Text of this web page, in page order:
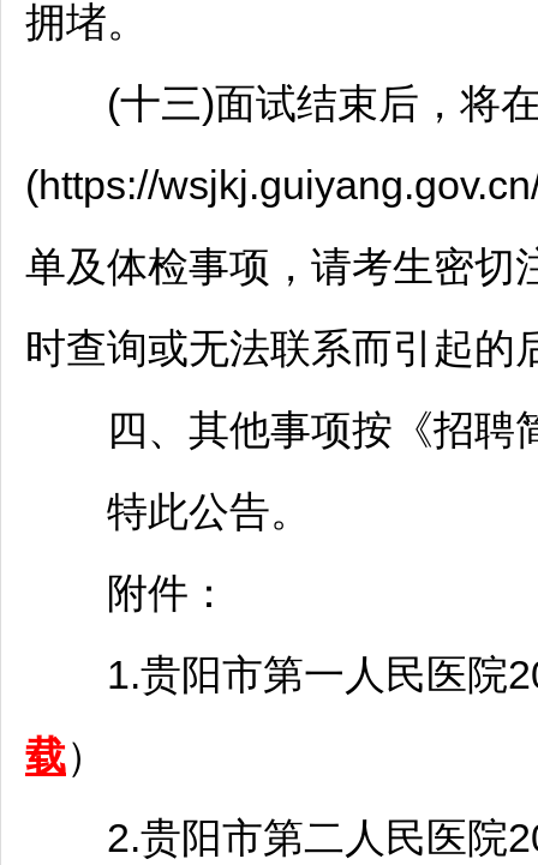
拥堵。
(十三)面试结束后，将
(https://
单及体检事项，请考生密切
时查询或无法联系而引起的
四、其他事项按《招聘
特此公告。
附件：
1.贵阳市第一人民医院
载）
2.贵阳市第二人民医院